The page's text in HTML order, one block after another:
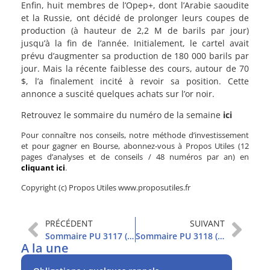
Enfin, huit membres de l’Opep+, dont l’Arabie saoudite
et la Russie, ont décidé de prolonger leurs coupes de
production (à hauteur de 2,2 M de barils par jour)
jusqu’à la fin de l’année. Initialement, le cartel avait
prévu d’augmenter sa production de 180 000 barils par
jour. Mais la récente faiblesse des cours, autour de 70
$, l’a finalement incité à revoir sa position. Cette
annonce a suscité quelques achats sur l’or noir.
Retrouvez le sommaire du numéro de la semaine ici
Pour connaître nos conseils, notre méthode d’investissement
et pour gagner en Bourse, abonnez-vous à Propos Utiles (12
pages d’analyses et de conseils / 48 numéros par an) en
cliquant ici.
Copyright (c) Propos Utiles www.proposutiles.fr
PRÉCÉDENT
Sommaire PU 3117 (29/10/2024)
SUIVANT
Sommaire PU 3118 (5/11/2024)
A la une